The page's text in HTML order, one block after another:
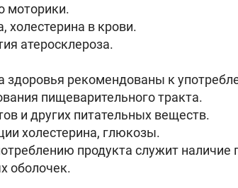
моторики.
холестерина в крови.
атеросклероза.
здоровья рекомендованы к
пищеварительного тракта.
и других питательных веществ.
холестерина, глюкозы.
продукта служит
оболочек.